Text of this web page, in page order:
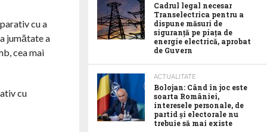
cu a
jumătate a
cea mai
cu
Cadrul legal necesar
Transelectrica pentru a
dispune măsuri de
siguranță pe piața de
energie electrică, aprobat
de Guvern
ACTUALITATE
Bolojan: Când în joc este
soarta României,
interesele personale, de
partid și electorale nu
trebuie să mai existe